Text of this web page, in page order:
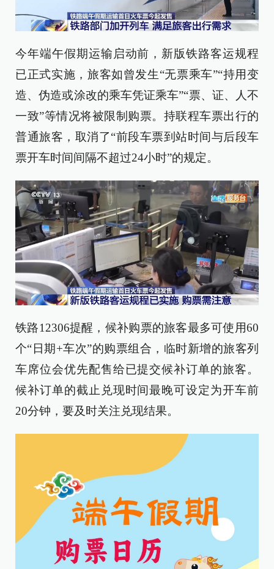
今年端午假期运输启动前，新版铁路客运规程
已正式实施，旅客如曾发生“无票乘车”“持用变
造、伪造或涂改的乘车凭证乘车”“票、证、人不
一致”等情况将被限制购票。持联程车票出行的
普通旅客，取消了“前段车票到站时间与后段车
票开车时间间隔不超过24小时”的规定。
铁路12306提醒，候补购票的旅客最多可使用60
个“日期+车次”的购票组合，临时新增的旅客列
车席位会优先配售给已提交候补订单的旅客。
候补订单的截止兑现时间最晚可设定为开车前
20分钟，要及时关注兑现结果。